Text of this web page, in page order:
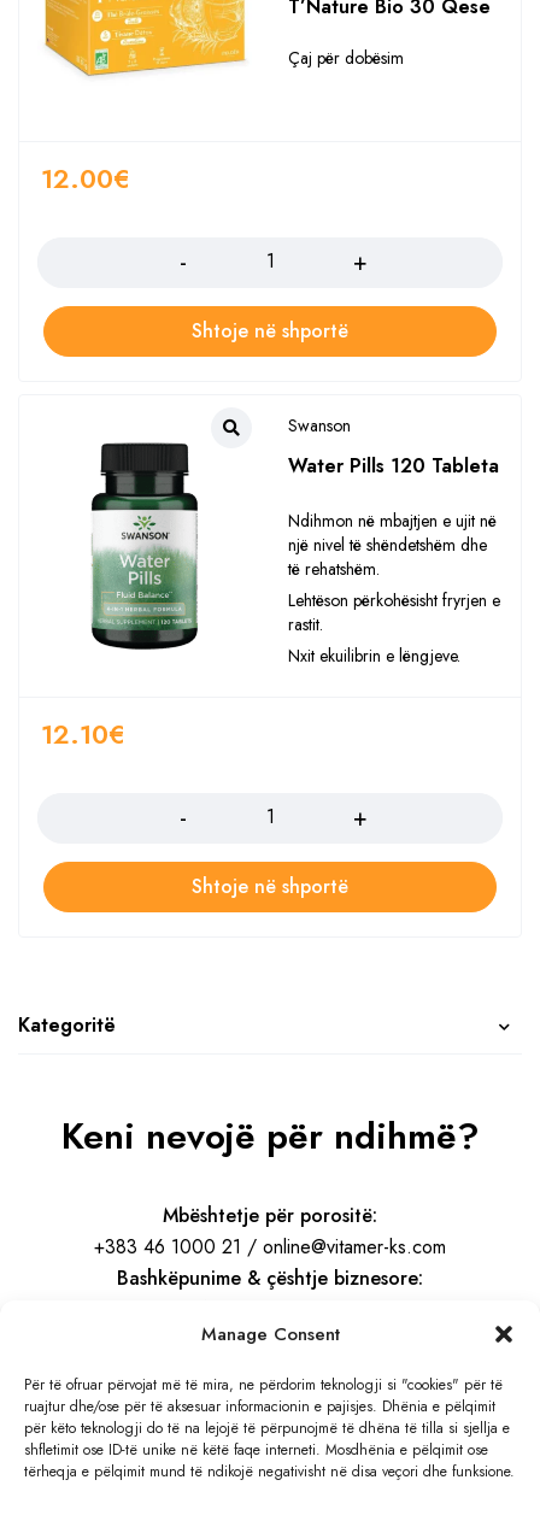
Manage Consent
Për të ofruar përvojat më të mira, ne përdorim teknologji si "cookies" për të
ruajtur dhe/ose për të aksesuar informacionin e pajisjes. Dhënia e pëlqimit
për këto teknologji do të na lejojë të përpunojmë të dhëna të tilla si sjellja e
shfletimit ose ID-të unike në këtë faqe interneti. Mosdhënia e pëlqimit ose
tërheqja e pëlqimit mund të ndikojë negativisht në disa veçori dhe funksione.
Kategoritë
T’Nature Bio 30 Qese
Çaj për dobësim
12.00€
Shtoje në shportë
Swanson
Water Pills 120 Tableta
Ndihmon në mbajtjen e ujit në
një nivel të shëndetshëm dhe
të rehatshëm.
Lehtëson përkohësisht fryrjen e
rastit.
Nxit ekuilibrin e lëngjeve.
12.10€
Shtoje në shportë
Keni nevojë për ndihmë?
Mbështetje për porositë:
+383 46 1000 21 / online@vitamer-ks.com
Bashkëpunime & çështje biznesore:
Orari i punës:
E Hënë – E Premte
08:30 – 16:30